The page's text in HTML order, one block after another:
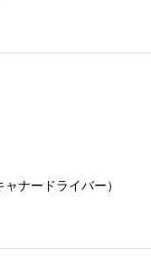
ナードライバー）